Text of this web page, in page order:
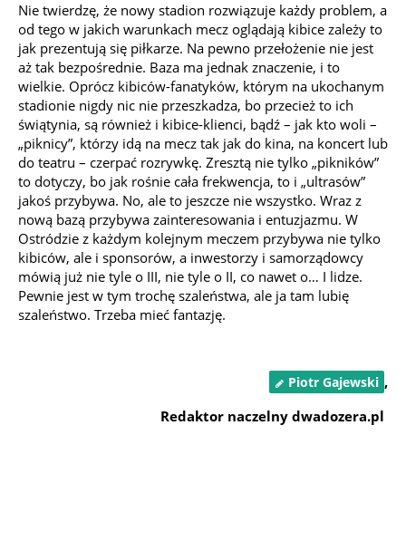
Nie twierdzę, że nowy stadion rozwiązuje każdy problem, a
od tego w jakich warunkach mecz oglądają kibice zależy to
jak prezentują się piłkarze. Na pewno przełożenie nie jest
aż tak bezpośrednie. Baza ma jednak znaczenie, i to
wielkie. Oprócz kibiców-fanatyków, którym na ukochanym
stadionie nigdy nic nie przeszkadza, bo przecież to ich
świątynia, są również i kibice-klienci, bądź – jak kto woli –
„piknicy”, którzy idą na mecz tak jak do kina, na koncert lub
do teatru – czerpać rozrywkę. Zresztą nie tylko „pikników”
to dotyczy, bo jak rośnie cała frekwencja, to i „ultrasów”
jakoś przybywa. No, ale to jeszcze nie wszystko. Wraz z
nową bazą przybywa zainteresowania i entuzjazmu. W
Ostródzie z każdym kolejnym meczem przybywa nie tylko
kibiców, ale i sponsorów, a inwestorzy i samorządowcy
mówią już nie tyle o III, nie tyle o II, co nawet o… I lidze.
Pewnie jest w tym trochę szaleństwa, ale ja tam lubię
szaleństwo. Trzeba mieć fantazję.
Piotr Gajewski ,
Redaktor naczelny dwadozera.pl